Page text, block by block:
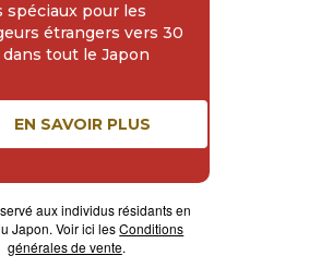
spéciaux pour les
étrangers vers 30
tout le Japon
EN SAVOIR PLUS
aux individus résidants en
Japon. Voir ici lesConditions
générales de vente.